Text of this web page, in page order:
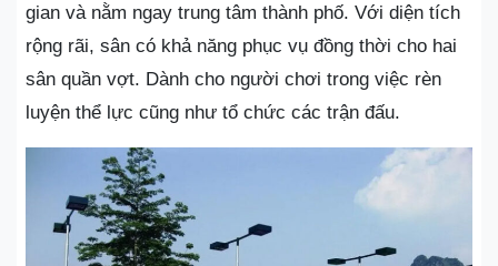
gian và nằm ngay trung tâm thành phố. Với diện tích
rộng rãi, sân có khả năng phục vụ đồng thời cho hai
sân quần vợt. Dành cho người chơi trong việc rèn
luyện thể lực cũng như tổ chức các trận đấu.